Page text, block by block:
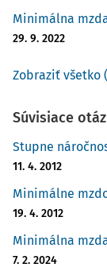
Minimálna
29. 9. 2022
Zobraziť všetko
Súvisiace
Stupne
11. 4. 2012
Minimálne
19. 4. 2012
Minimálna
7. 2. 2024